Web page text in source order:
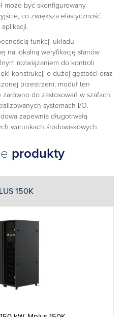
może być skonfigurowany
co zwiększa elastyczność
funkcji układu
na lokalną weryfikację stanów
rozwiązaniem do kontroli
konstrukcji o dużej gęstości oraz
przestrzeni, moduł ten
do zastosowań w szafach
systemach I/O.
zapewnia długotrwałą
warunkach środowiskowych.
produkty
150K